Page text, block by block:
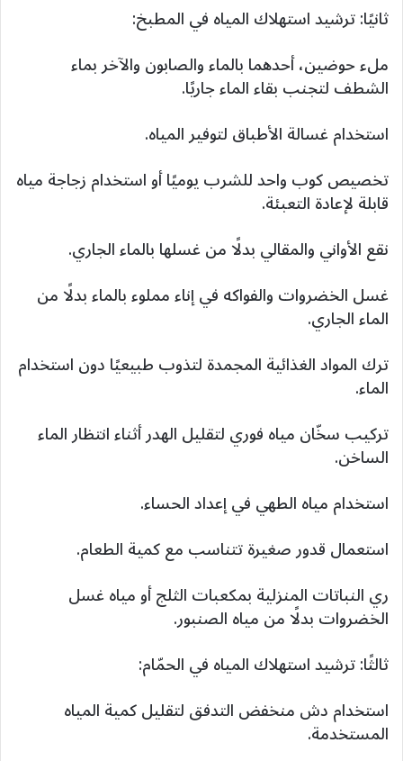
ثانيًا: ترشيد استهلاك المياه في المطبخ:
ملء حوضين، أحدهما بالماء والصابون والآخر بماء
الشطف لتجنب بقاء الماء جاريًا.
استخدام غسالة الأطباق لتوفير المياه.
تخصيص كوب واحد للشرب يوميًا أو استخدام زجاجة مياه
قابلة لإعادة التعبئة.
نقع الأواني والمقالي بدلًا من غسلها بالماء الجاري.
غسل الخضروات والفواكه في إناء مملوء بالماء بدلًا من
الماء الجاري.
ترك المواد الغذائية المجمدة لتذوب طبيعيًا دون استخدام
الماء.
تركيب سخّان مياه فوري لتقليل الهدر أثناء انتظار الماء
الساخن.
استخدام مياه الطهي في إعداد الحساء.
استعمال قدور صغيرة تتناسب مع كمية الطعام.
ري النباتات المنزلية بمكعبات الثلج أو مياه غسل
الخضروات بدلًا من مياه الصنبور.
ثالثًا: ترشيد استهلاك المياه في الحمّام:
استخدام دش منخفض التدفق لتقليل كمية المياه
المستخدمة.